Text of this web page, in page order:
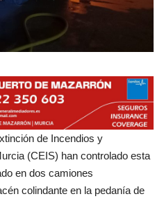
de Incendios y
(CEIS) han controlado esta
en dos camiones
colindante en la pedanía de